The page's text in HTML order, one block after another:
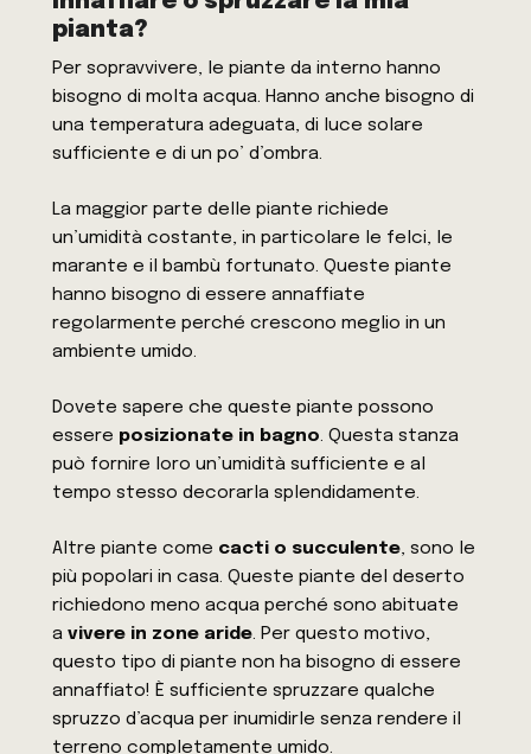
pianta?
Per sopravvivere, le piante da interno hanno
bisogno di molta acqua. Hanno anche bisogno di
una temperatura adeguata, di luce solare
sufficiente e di un po’ d’ombra.
La maggior parte delle piante richiede
un’umidità costante, in particolare le felci, le
marante e il bambù fortunato. Queste piante
hanno bisogno di essere annaffiate
regolarmente perché crescono meglio in un
ambiente umido.
Dovete sapere che queste piante possono
essere posizionate in bagno. Questa stanza
può fornire loro un’umidità sufficiente e al
tempo stesso decorarla splendidamente.
Altre piante come cacti o succulente, sono le
più popolari in casa. Queste piante del deserto
richiedono meno acqua perché sono abituate
avivere in zone aride. Per questo motivo,
questo tipo di piante non ha bisogno di essere
annaffiato! È sufficiente spruzzare qualche
spruzzo d’acqua per inumidirle senza rendere il
terreno completamente umido.